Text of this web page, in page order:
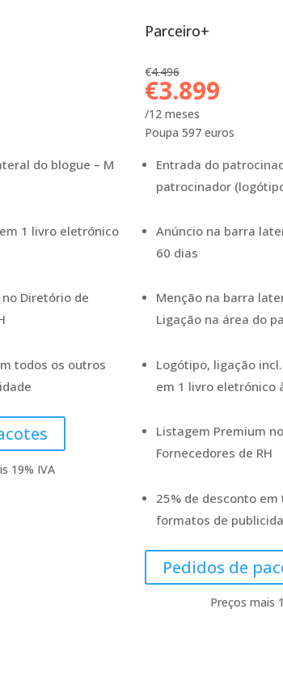
do blogue – M
1 livro eletrónico
Diretório de
todos os outros
19% IVA
Parceiro+
€4.496
€3.899
/12 meses
Poupa 597 euros
Entrada do
patrocinador
Anúncio na barra
60 dias
Menção na barra
Ligação na área do
Logótipo, ligação
em 1 livro eletrónico
Listagem Premium
Fornecedores de RH
25% de desconto
formatos de
Pedidos de
Preços mais